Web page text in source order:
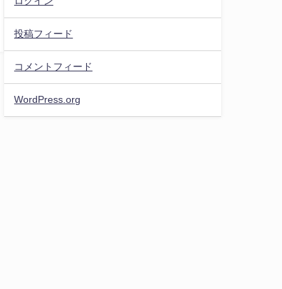
投稿フィード
コメントフィード
WordPress.org